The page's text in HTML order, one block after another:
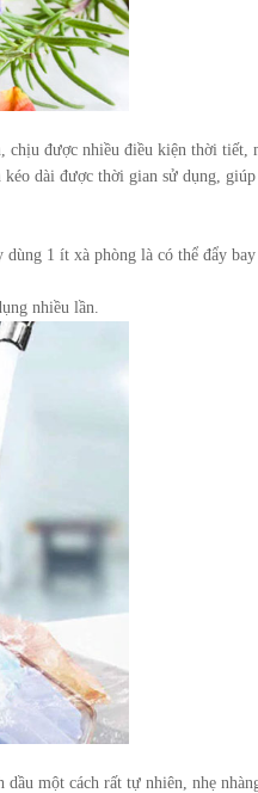
chịu được nhiều điều kiện thời tiết,
dài được thời gian sử dụng,
1 ít xà phòng là có thể đẩy bay
nhiều lần.
một cách rất tự nhiên, nhẹ